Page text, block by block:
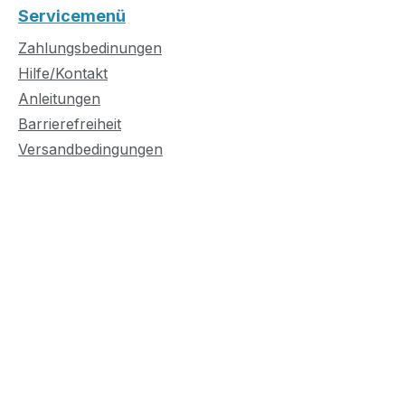
Servicemenü
Zahlungsbedinungen
Hilfe/Kontakt
Anleitungen
Barrierefreiheit
Versandbedingungen